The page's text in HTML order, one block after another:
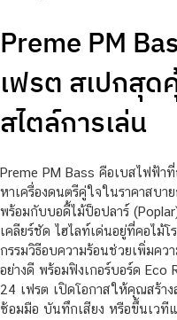
Preme PM
เฟรต สเปกสุด
สไตล์การเล่น
Preme PM Bass คือเบสไฟฟ้
หาเครื่องดนตรีคู่ใจในราคาสบา
พร้อมกับบอดี้ไม้ป็อปลาร์
เคลียร์ชัด ไฮไลท์เด่นอยู่ที่คอไม้
กรรมวิธีอบความร้อนช่วยเพิ่มค
อย่างดี พร้อมฟิงเกอร์บอร์ด Eco
24 เฟรต เปิดโอกาสให้คุณสร้าง
ซ้อมมือ บันทึกเสียง หรือขึ้นเว